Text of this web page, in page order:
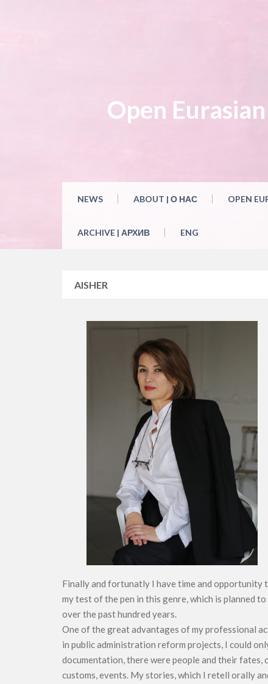
Open
NEWS ABOUT | О НАС OPEN
ARCHIVE | АРХИВ ENG
AISHER
Finally and fortunatly I have time and opportunity
my test of the pen in this genre, which is planned
over the past hundred years.
One of the great advantages of my professional
in public administration reform projects, I could
documentation, there were people and their
customs, events. My stories, which I retell orally